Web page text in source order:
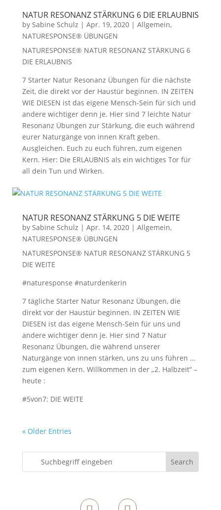
NATUR RESONANZ STÄRKUNG 6 DIE ERLAUBNIS
by Sabine Schulz | Apr. 19, 2020| Allgemein,
NATURESPONSE® ÜBUNGEN
NATURESPONSE® NATUR RESONANZ STÄRKUNG 6
DIE ERLAUBNIS
7 Starter Natur Resonanz Übungen für die nächste
Zeit, die direkt vor der Haustür beginnen. IN ZEITEN
WIE DIESEN ist das eigene Mensch-Sein für sich und
andere wichtiger denn je. Hier sind 7 leichte Natur
Resonanz Übungen zur Stärkung, die euch während
eurer Naturgänge von innen Kraft geben.
Ausgleichen. Euch zu euch führen, zum eigenen
Kern. Hier: Die ERLAUBNIS als ein wichtiges Tor für
all dein Tun und Wirken.
NATUR RESONANZ STÄRKUNG 5 DIE WEITE
by Sabine Schulz | Apr. 14, 2020| Allgemein,
NATURESPONSE® ÜBUNGEN
NATURESPONSE® NATUR RESONANZ STÄRKUNG 5
DIE WEITE
#naturesponse #naturdenkerin
7 tägliche Starter Natur Resonanz Übungen, die
direkt vor der Haustür beginnen. IN ZEITEN WIE
DIESEN ist das eigene Mensch-Sein für uns und
andere wichtiger denn je. Hier sind 7 Natur
Resonanz Übungen, die während unserer
Naturgänge von innen stärken, uns zu uns führen …
zum eigenen Kern. Willkommen in der „2. Halbzeit“ –
heute :
#5von7: DIE WEITE
« Older Entries